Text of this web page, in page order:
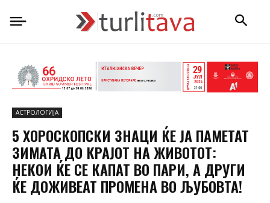
АСТРОЛОГИЈА
5 ХОРОСКОПСКИ ЗНАЦИ ЌЕ ЈА ПАМЕТАТ
ЗИМАТА ДО КРАЈОТ НА ЖИВОТОТ:
НЕКОИ ЌЕ СЕ КАПАТ ВО ПАРИ, А ДРУГИ
ЌЕ ДОЖИВЕАТ ПРОМЕНА ВО ЉУБОВТА!